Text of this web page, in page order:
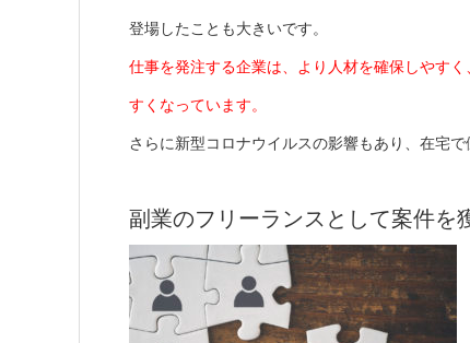
登場したことも大きいです。
仕事を発注する企業は、より人材を確保しやす
すくなっています。
さらに新型コロナウイルスの影響もあり、在宅
副業のフリーランスとして案件を